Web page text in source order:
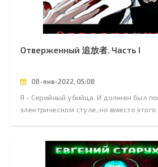
Отверженный 追放者. Часть I
08-янв-2022, 05:08
Я - Серийный убийца. И должен был
электрическом стуле, но вместо